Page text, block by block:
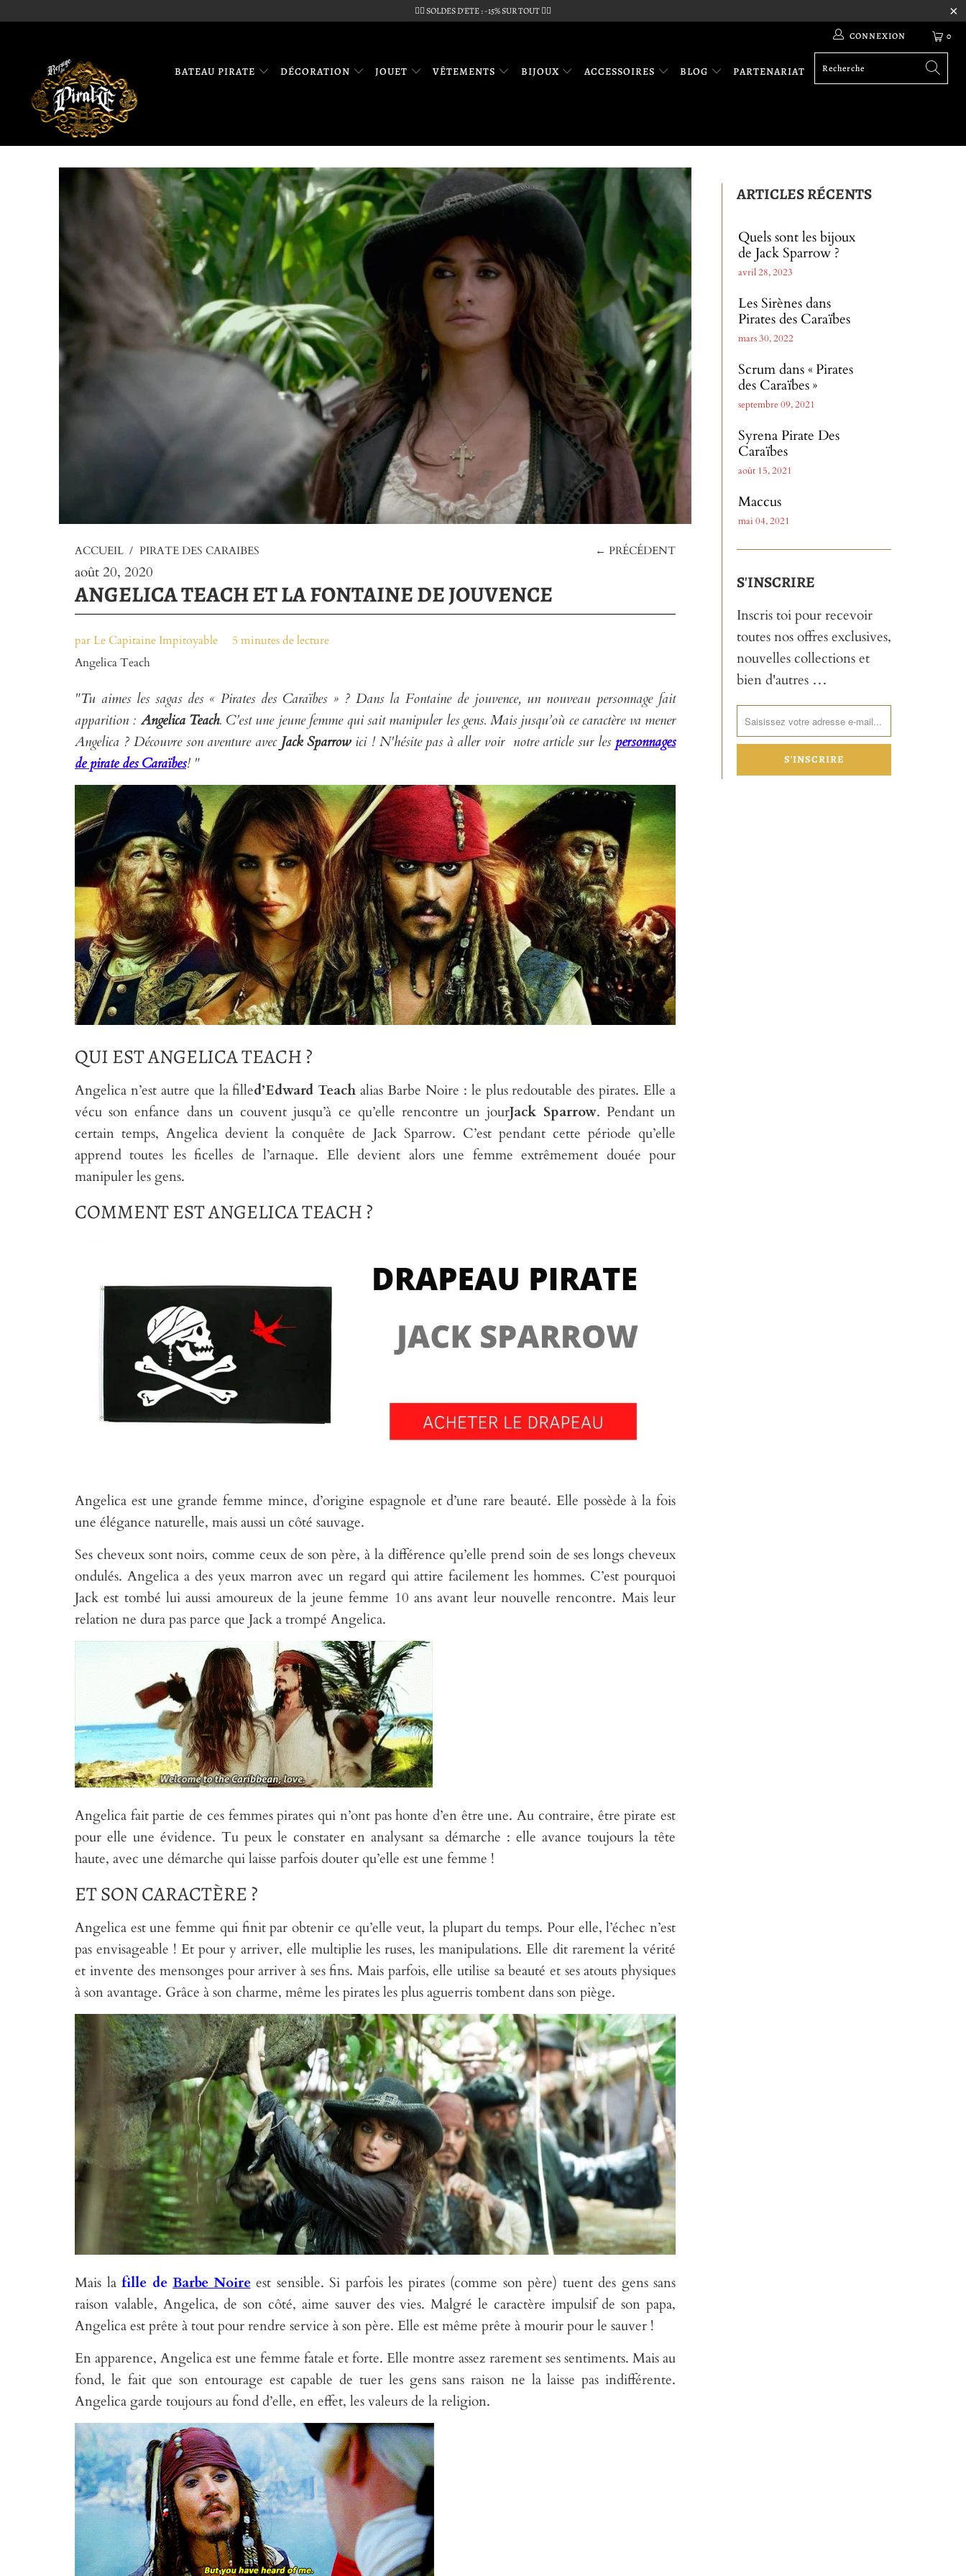
🏴‍☠️ SOLDES D'ETE : -15% SUR TOUT 🏴‍☠️
0
CONNEXION
BATEAU PIRATE DÉCORATION JOUET VÊTEMENTS BIJOUX ACCESSOIRES BLOG PARTENARIAT
ACCUEIL / PIRATE DES CARAIBES ← PRÉCÉDENT
août 20, 2020
ANGELICA TEACH ET LA FONTAINE DE JOUVENCE
par Le Capitaine Impitoyable
5 minutes de lecture
Angelica Teach
"Tu aimes les sagas des « Pirates des Caraïbes » ? Dans la Fontaine de jouvence, un nouveau personnage fait
apparition : Angelica Teach. C’est une jeune femme qui sait manipuler les gens. Mais jusqu’où ce caractère va mener
Angelica ? Découvre son aventure avec Jack Sparrowici ! N'hésite pas à aller voir notre article sur les personnages
de pirate des Caraïbes! "
QUI EST ANGELICA TEACH ?
Angelica n’est autre que la filled’Edward Teach alias Barbe Noire : le plus redoutable des pirates. Elle a
vécu son enfance dans un couvent jusqu’à ce qu’elle rencontre un jourJack Sparrow. Pendant un
certain temps, Angelica devient la conquête de Jack Sparrow. C’est pendant cette période qu’elle
apprend toutes les ficelles de l’arnaque. Elle devient alors une femme extrêmement douée pour
manipuler les gens.
COMMENT EST ANGELICA TEACH ?
Angelica est une grande femme mince, d’origine espagnole et d’une rare beauté. Elle possède à la fois
une élégance naturelle, mais aussi un côté sauvage.
Ses cheveux sont noirs, comme ceux de son père, à la différence qu’elle prend soin de ses longs cheveux
ondulés. Angelica a des yeux marron avec un regard qui attire facilement les hommes. C’est pourquoi
Jack est tombé lui aussi amoureux de la jeune femme 10 ans avant leur nouvelle rencontre. Mais leur
relation ne dura pas parce que Jack a trompé Angelica.
Angelica fait partie de ces femmes pirates qui n’ont pas honte d’en être une. Au contraire, être pirate est
pour elle une évidence. Tu peux le constater en analysant sa démarche : elle avance toujours la tête
haute, avec une démarche qui laisse parfois douter qu’elle est une femme !
ET SON CARACTÈRE ?
Angelica est une femme qui finit par obtenir ce qu’elle veut, la plupart du temps. Pour elle, l’échec n’est
pas envisageable ! Et pour y arriver, elle multiplie les ruses, les manipulations. Elle dit rarement la vérité
et invente des mensonges pour arriver à ses fins. Mais parfois, elle utilise sa beauté et ses atouts physiques
à son avantage. Grâce à son charme, même les pirates les plus aguerris tombent dans son piège.
Mais la fille de Barbe Noireest sensible. Si parfois les pirates (comme son père) tuent des gens sans
raison valable, Angelica, de son côté, aime sauver des vies. Malgré le caractère impulsif de son papa,
Angelica est prête à tout pour rendre service à son père. Elle est même prête à mourir pour le sauver !
En apparence, Angelica est une femme fatale et forte. Elle montre assez rarement ses sentiments. Mais au
fond, le fait que son entourage est capable de tuer les gens sans raison ne la laisse pas indifférente.
Angelica garde toujours au fond d’elle, en effet, les valeurs de la religion.
ARTICLES RÉCENTS
Quels sont les bijoux
de Jack Sparrow ?
avril 28, 2023
Les Sirènes dans
Pirates des Caraïbes
mars 30, 2022
Scrum dans « Pirates
des Caraïbes »
septembre 09, 2021
Syrena Pirate Des
Caraïbes
août 15, 2021
Maccus
mai 04, 2021
S'INSCRIRE
Inscris toi pour recevoir
toutes nos offres exclusives,
nouvelles collections et
bien d'autres …